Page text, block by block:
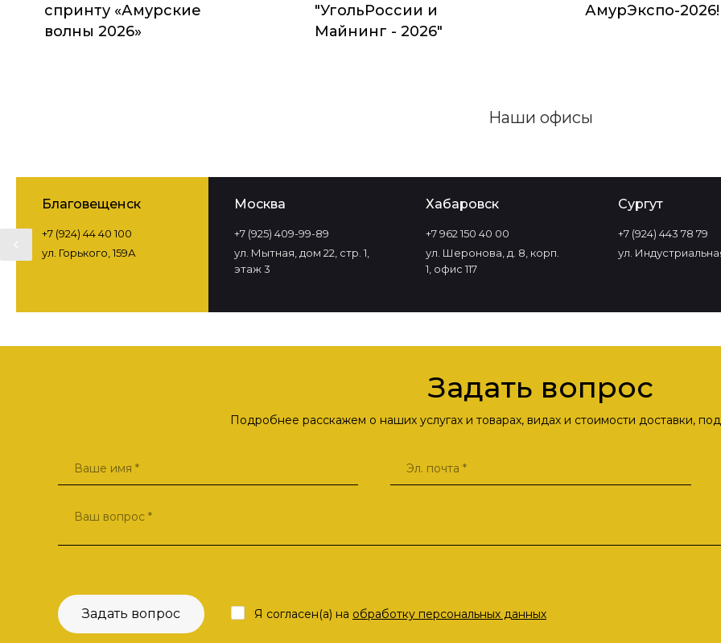
спринту «Амурские
волны 2026»
"УгольРоссии и
Майнинг - 2026"
АмурЭкспо-2026!
Наши офисы
Благовещенск
+7 (924) 44 40 100
ул. Горького, 159А
Москва
+7 (925) 409-99-89
ул. Мытная, дом 22, стр. 1,
этаж 3
Хабаровск
+7 962 150 40 00
ул. Шеронова, д. 8, корп.
1, офис 117
Сургут
+7 (924) 443 78 79
ул.
Задать вопрос
Подробнее расскажем о наших услугах и товарах, видах и стоимости доставки,
Задать вопрос Я согласен(а) на обработку персональных данных